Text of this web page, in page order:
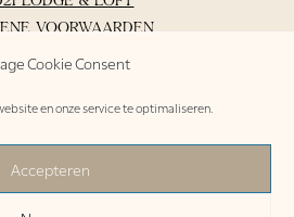
Cookie Consent
en onze service te optimaliseren.
Accepteren
VOORWAARDEN
INVENTARIS
EN / DE